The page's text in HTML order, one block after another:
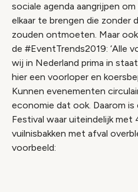
sociale agenda aangrijpen
elkaar te brengen die zonder
zouden ontmoeten. Maar
de #EventTrends2019: ‘Alle
wij in Nederland prima in
hier een voorloper en
Kunnen evenementen
economie dat ook. Daarom
Festival waar uiteindelijk
vuilnisbakken met afval
voorbeeld: